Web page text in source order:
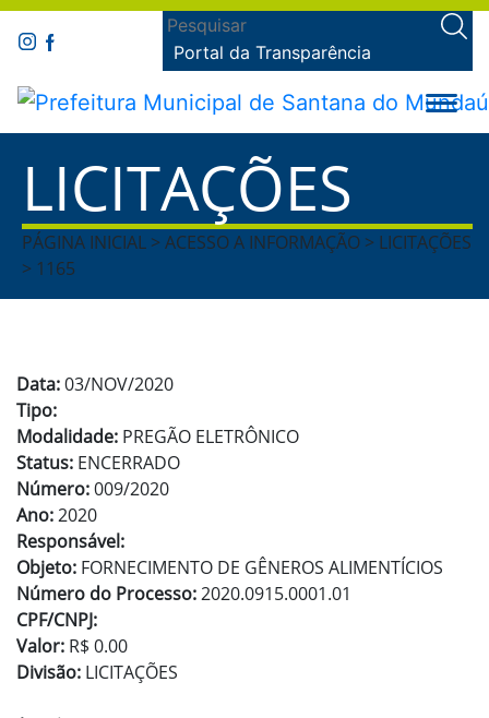
Portal da Transparência
LICITAÇÕES
PÁGINA INICIAL > ACESSO A INFORMAÇÃO > LICITAÇÕES
> 1165
Data:03/NOV/2020
Tipo:
Modalidade: PREGÃO ELETRÔNICO
Status: ENCERRADO
Número:009/2020
Ano:2020
Responsável:
Objeto: FORNECIMENTO DE GÊNEROS ALIMENTÍCIOS
Número do Processo:2020.0915.0001.01
CPF/CNPJ:
Valor: R$ 0.00
Divisão: LICITAÇÕES